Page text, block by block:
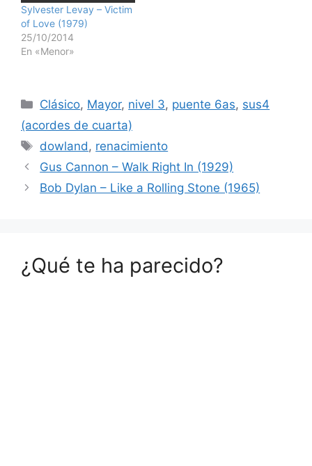
Sylvester Levay – Victim
of Love (1979)
25/10/2014
En «Menor»
Categorías
Clásico, Mayor, nivel 3, puente 6as, sus4
(acordes de cuarta)
Etiquetas
dowland , renacimiento
Gus Cannon – Walk Right In (1929)
Bob Dylan – Like a Rolling Stone (1965)
¿Qué te ha parecido?